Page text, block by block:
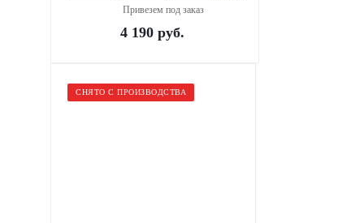
Привезем под заказ
4 190 руб.
СНЯТО С ПРОИЗВОДСТВА